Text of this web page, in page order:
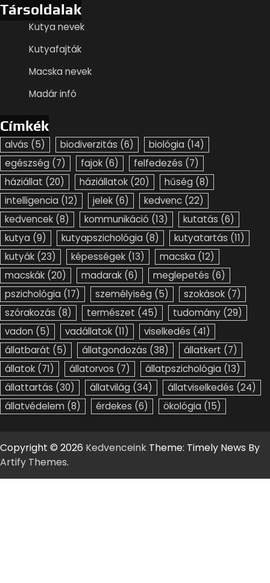
Társoldalak
Kutya nevek
Kutyafajták
Macska nevek
Madár infó
Címkék
alvás (5) biodiverzitás (6) biológia (14)
egészség (7) fajok (6) felfedezés (7)
háziállat (20) háziállatok (20) hűség (8)
intelligencia (12) jelek (6) kedvenc (22)
kedvencek (8) kommunikáció (13) kutatás (6)
kutya (9) kutyapszichológia (8) kutyatartás (11)
kutyák (23) képességek (13) macska (12)
macskák (20) madarak (6) meglepetés (6)
pszichológia (17) személyiség (5) szokások (7)
szórakozás (8) természet (45) tudomány (29)
vadon (5) vadállatok (11) viselkedés (41)
állatbarát (5) állatgondozás (38) állatkert (7)
állatok (71) állatorvos (7) állatpszichológia (13)
állattartás (30) állatvilág (34) állatviselkedés (24)
állatvédelem (8) érdekes (6) ökológia (15)
Copyright © 2026 Kedvenceink Theme: Timely News By
Artify Themes.